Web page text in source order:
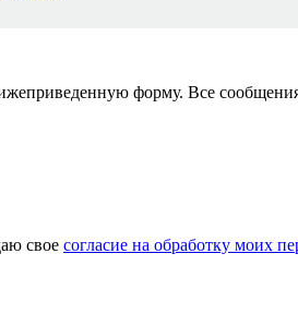
форму. Все
свое согласие на обработку моих